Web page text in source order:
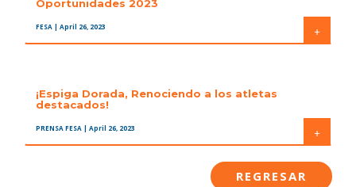
Oportunidades 2023
FESA | April 26, 2023 +
¡Espiga Dorada, Renociendo a los atletas
destacados!
PRENSA FESA | April 26, 2023 +
REGRESAR